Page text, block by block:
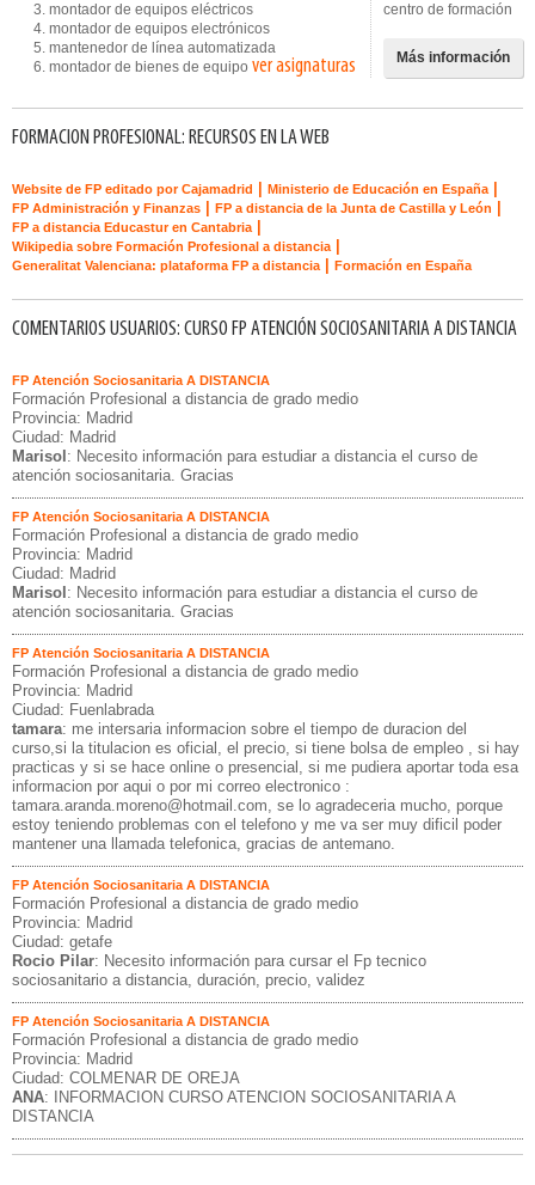
3. montador de equipos eléctricos
4. montador de equipos electrónicos
5. mantenedor de línea automatizada
6. montador de bienes de equipo ver asignaturas
centro de formación
Más información
FORMACION PROFESIONAL: RECURSOS EN LA WEB
Website de FP editado por Cajamadrid Ministerio de Educación en España
FP Administración y Finanzas FP a distancia de la Junta de Castilla y León
FP a distancia Educastur en Cantabria
Wikipedia sobre Formación Profesional a distancia
Generalitat Valenciana: plataforma FP a distancia Formación en España
COMENTARIOS USUARIOS: CURSO FP ATENCIÓN SOCIOSANITARIA A DISTANCIA
FP Atención Sociosanitaria A DISTANCIA
Formación Profesional a distancia de grado medio
Provincia: Madrid
Ciudad: Madrid
Marisol : Necesito información para estudiar a distancia el curso de
atención sociosanitaria. Gracias
FP Atención Sociosanitaria A DISTANCIA
Formación Profesional a distancia de grado medio
Provincia: Madrid
Ciudad: Madrid
Marisol : Necesito información para estudiar a distancia el curso de
atención sociosanitaria. Gracias
FP Atención Sociosanitaria A DISTANCIA
Formación Profesional a distancia de grado medio
Provincia: Madrid
Ciudad: Fuenlabrada
tamara: me intersaria informacion sobre el tiempo de duracion del
curso,si la titulacion es oficial, el precio, si tiene bolsa de empleo , si hay
practicas y si se hace online o presencial, si me pudiera aportar toda esa
informacion por aqui o por mi correo electronico :
tamara.aranda.moreno@hotmail.com, se lo agradeceria mucho, porque
estoy teniendo problemas con el telefono y me va ser muy dificil poder
mantener una llamada telefonica, gracias de antemano.
FP Atención Sociosanitaria A DISTANCIA
Formación Profesional a distancia de grado medio
Provincia: Madrid
Ciudad: getafe
Rocio Pilar: Necesito información para cursar el Fp tecnico
sociosanitario a distancia, duración, precio, validez
FP Atención Sociosanitaria A DISTANCIA
Formación Profesional a distancia de grado medio
Provincia: Madrid
Ciudad: COLMENAR DE OREJA
ANA: INFORMACION CURSO ATENCION SOCIOSANITARIA A
DISTANCIA